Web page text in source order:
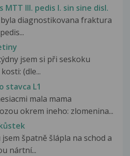
III. pedis l. sin sine disl.
diagnostikovana fraktura
jsem si při seskoku
(dle...
stavca L1
mala mama
okrem ineho: zlomenina...
špatně šlápla na schod a
nártní...